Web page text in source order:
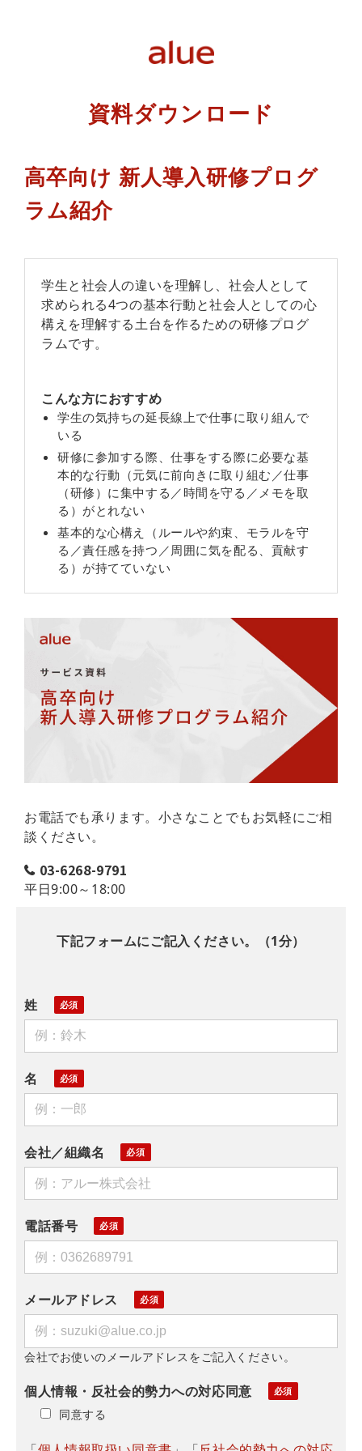
資料ダウンロード
高卒向け 新人導入研修プログ
ラム紹介
学生と社会人の違いを理解し、社会人として
求められる4つの基本行動と社会人としての心
構えを理解する土台を作るための研修プログ
ラムです。
こんな方におすすめ
学生の気持ちの延長線上で仕事に取り組んで
いる
研修に参加する際、仕事をする際に必要な基
本的な行動（元気に前向きに取り組む／仕事
（研修）に集中する／時間を守る／メモを取
る）がとれない
基本的な心構え（ルールや約束、モラルを守
る／責任感を持つ／周囲に気を配る、貢献す
る）が持てていない
お電話でも承ります。小さなことでもお気軽にご相
談ください。
03-6268-9791
平日9:00～18:00
下記フォームにご記入ください。（1分）
姓
名
会社／組織名
電話番号
メールアドレス
会社でお使いのメールアドレスをご記入ください。
個人情報・反社会的勢力への対応同意
同意する